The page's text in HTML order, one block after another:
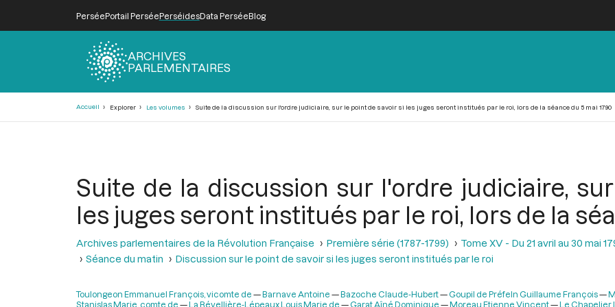
PerséePortail PerséePerséidesData PerséeBlog
ARCHIVES
PARLEMENTAIRES
Accueil Explorer Les volumes Suite de la discussion sur l'ordre judiciaire, sur le point de savoir si les juges seront institués par le roi, lors de la séance du 5 mai 1790
Suite de la discussion sur l'ordre judiciaire,
les juges seront institués par le roi, lors de la
Archives parlementaires de la Révolution Française Première série (1787-1799) Tome XV - Du 21 avril au 30 mai
Séance du matin
Discussion sur le point de savoir si les juges seront institués par le roi
Toulongeon Emmanuel François, vicomte de Barnave Antoine Bazoche Claude-Hubert Goupil de Préfeln Guillaume François
Stanislas Marie, comte de
La Révellière-Lépeaux Louis Marie de Garat Aîné Dominique Moreau Etienne Vincent Le Chapelier